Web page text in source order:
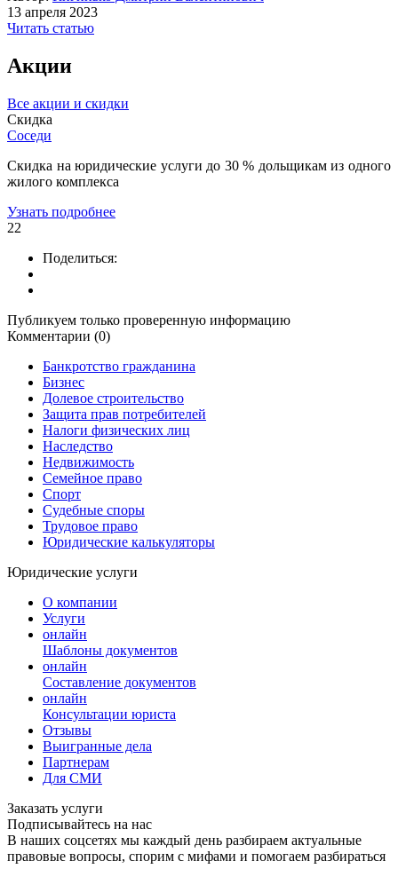
13 апреля 2023
Читать статью
Акции
Все акции и скидки
Скидка
Соседи
Скидка на юридические услуги до 30 % дольщикам из одного
жилого комплекса
Узнать подробнее
22
Поделиться:
Публикуем только проверенную информацию
Комментарии (0)
Банкротство гражданина
Бизнес
Долевое строительство
Защита прав потребителей
Налоги физических лиц
Наследство
Недвижимость
Семейное право
Спорт
Судебные споры
Трудовое право
Юридические калькуляторы
Юридические услуги
О компании
Услуги
онлайн
Шаблоны документов
онлайн
Составление документов
онлайн
Консультации юриста
Отзывы
Выигранные дела
Партнерам
Для СМИ
Заказать услуги
Подписывайтесь на нас
В наших соцсетях мы каждый день разбираем актуальные
правовые вопросы, спорим с мифами и помогаем разбираться